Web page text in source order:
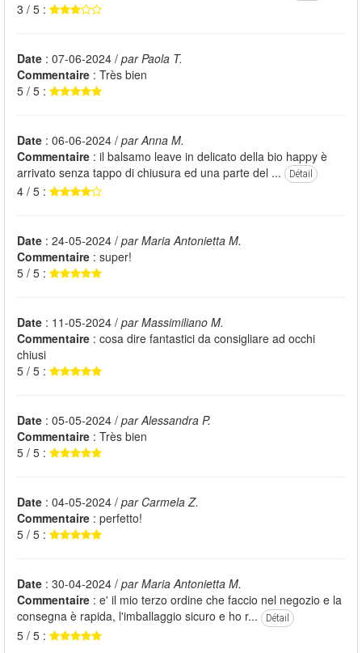
3 / 5 :
Date : 07-06-2024 / par Paola T.
Commentaire : Très bien
5 / 5 :
Date : 06-06-2024 / par Anna M.
Commentaire : il balsamo leave in delicato della bio happy è
arrivato senza tappo di chiusura ed una parte del ...
Détail
4 / 5 :
Date : 24-05-2024 / par Maria Antonietta M.
Commentaire : super!
5 / 5 :
Date : 11-05-2024 / par Massimiliano M.
Commentaire : cosa dire fantastici da consigliare ad occhi
chiusi
5 / 5 :
Date : 05-05-2024 / par Alessandra P.
Commentaire : Très bien
5 / 5 :
Date : 04-05-2024 / par Carmela Z.
Commentaire : perfetto!
5 / 5 :
Date : 30-04-2024 / par Maria Antonietta M.
Commentaire : e' il mio terzo ordine che faccio nel negozio e la
consegna è rapida, l'imballaggio sicuro e ho r...
Détail
5 / 5 :